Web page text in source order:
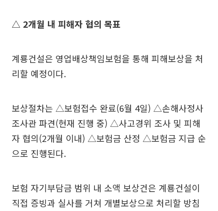
△ 2개월 내 피해자 협의 목표
계룡건설은 영업배상책임보험을 통해 피해보상을 처
리할 예정이다.
보상절차는 △보험접수 완료(6월 4일) △손해사정사
조사관 파견(현재 진행 중) △사고경위 조사 및 피해
자 협의(2개월 이내) △보험금 산정 △보험금 지급 순
으로 진행된다.
보험 자기부담금 범위 내 소액 보상건은 계룡건설이
직접 증빙과 실사를 거쳐 개별보상으로 처리할 방침